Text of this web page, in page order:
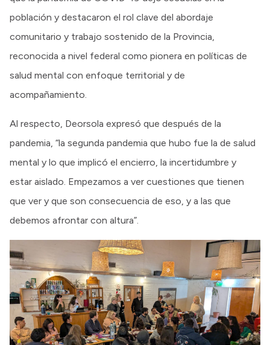
población y destacaron el rol clave del abordaje
comunitario y trabajo sostenido de la Provincia,
reconocida a nivel federal como pionera en políticas de
salud mental con enfoque territorial y de
acompañamiento.
Al respecto, Deorsola expresó que después de la
pandemia, “la segunda pandemia que hubo fue la de salud
mental y lo que implicó el encierro, la incertidumbre y
estar aislado. Empezamos a ver cuestiones que tienen
que ver y que son consecuencia de eso, y a las que
debemos afrontar con altura”.